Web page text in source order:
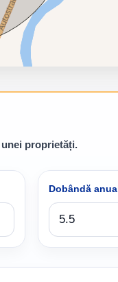
proprietăți.
Dobândă